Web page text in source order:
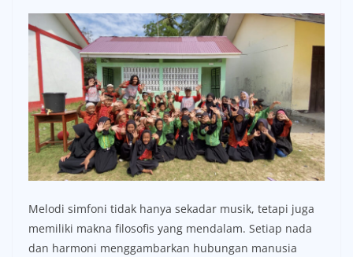
Melodi simfoni tidak hanya sekadar musik, tetapi juga
memiliki makna filosofis yang mendalam. Setiap nada
dan harmoni menggambarkan hubungan manusia